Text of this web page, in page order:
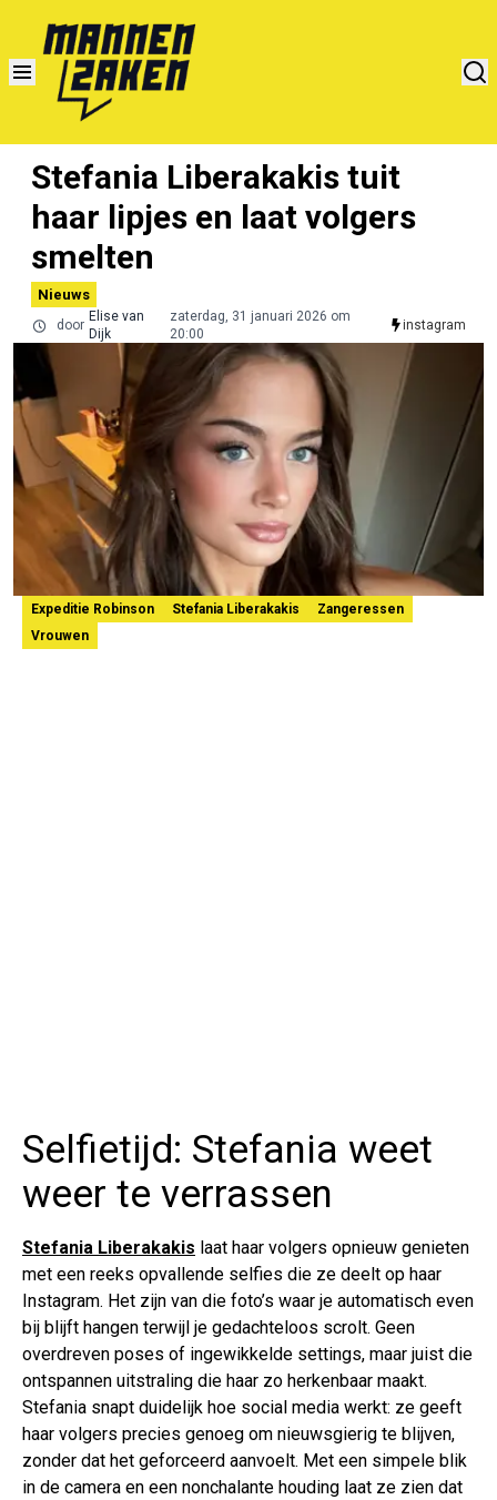
Stefania Liberakakis tuit
haar lipjes en laat volgers
smelten
Nieuws
door
Elise van
Dijk
zaterdag, 31 januari 2026 om
20:00
instagram
Expeditie Robinson Stefania Liberakakis
Zangeressen
Vrouwen
Selfietijd: Stefania weet
weer te verrassen
Stefania Liberakakis laat haar volgers opnieuw genieten
met een reeks opvallende selfies die ze deelt op haar
Instagram. Het zijn van die foto’s waar je automatisch even
bij blijft hangen terwijl je gedachteloos scrolt. Geen
overdreven poses of ingewikkelde settings, maar juist die
ontspannen uitstraling die haar zo herkenbaar maakt.
Stefania snapt duidelijk hoe social media werkt: ze geeft
haar volgers precies genoeg om nieuwsgierig te blijven,
zonder dat het geforceerd aanvoelt. Met een simpele blik
in de camera en een nonchalante houding laat ze zien dat